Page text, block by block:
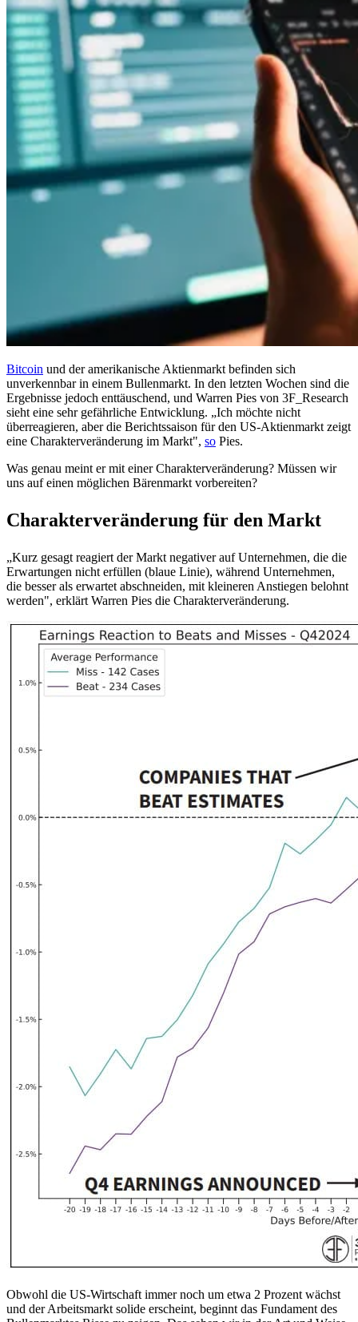
Bitcoin und der amerikanische Aktienmarkt befinden sich
unverkennbar in einem Bullenmarkt. In den letzten Wochen sind die
Ergebnisse jedoch enttäuschend, und Warren Pies von 3F_Research
sieht eine sehr gefährliche Entwicklung. „Ich möchte nicht
überreagieren, aber die Berichtssaison für den US-Aktienmarkt zeigt
eine Charakterveränderung im Markt", so Pies.
Was genau meint er mit einer Charakterveränderung? Müssen wir
uns auf einen möglichen Bärenmarkt vorbereiten?
Charakterveränderung für den Markt
„Kurz gesagt reagiert der Markt negativer auf Unternehmen, die die
Erwartungen nicht erfüllen (blaue Linie), während Unternehmen,
die besser als erwartet abschneiden, mit kleineren Anstiegen belohnt
werden", erklärt Warren Pies die Charakterveränderung.
Obwohl die US-Wirtschaft immer noch um etwa 2 Prozent wächst
und der Arbeitsmarkt solide erscheint, beginnt das Fundament des